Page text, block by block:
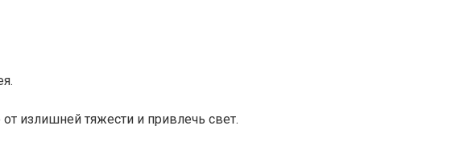
излишней тяжести и привлечь свет.